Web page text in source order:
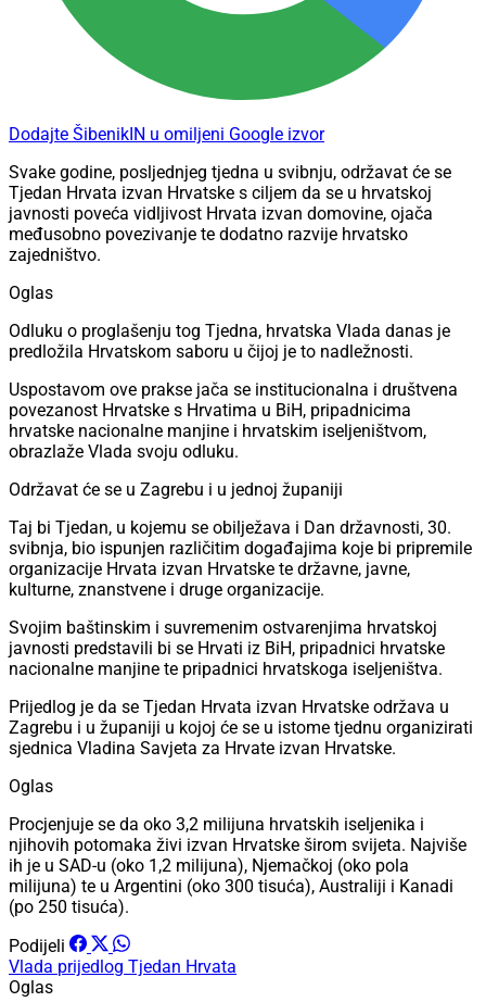
Dodajte ŠibenikIN u omiljeni Google izvor
Svake godine, posljednjeg tjedna u svibnju, održavat će se
Tjedan Hrvata izvan Hrvatske s ciljem da se u hrvatskoj
javnosti poveća vidljivost Hrvata izvan domovine, ojača
međusobno povezivanje te dodatno razvije hrvatsko
zajedništvo.
Oglas
Odluku o proglašenju tog Tjedna, hrvatska Vlada danas je
predložila Hrvatskom saboru u čijoj je to nadležnosti.
Uspostavom ove prakse jača se institucionalna i društvena
povezanost Hrvatske s Hrvatima u BiH, pripadnicima
hrvatske nacionalne manjine i hrvatskim iseljeništvom,
obrazlaže Vlada svoju odluku.
Održavat će se u Zagrebu i u jednoj županiji
Taj bi Tjedan, u kojemu se obilježava i Dan državnosti, 30.
svibnja, bio ispunjen različitim događajima koje bi pripremile
organizacije Hrvata izvan Hrvatske te državne, javne,
kulturne, znanstvene i druge organizacije.
Svojim baštinskim i suvremenim ostvarenjima hrvatskoj
javnosti predstavili bi se Hrvati iz BiH, pripadnici hrvatske
nacionalne manjine te pripadnici hrvatskoga iseljeništva.
Prijedlog je da se Tjedan Hrvata izvan Hrvatske održava u
Zagrebu i u županiji u kojoj će se u istome tjednu organizirati
sjednica Vladina Savjeta za Hrvate izvan Hrvatske.
Oglas
Procjenjuje se da oko 3,2 milijuna hrvatskih iseljenika i
njihovih potomaka živi izvan Hrvatske širom svijeta. Najviše
ih je u SAD-u (oko 1,2 milijuna), Njemačkoj (oko pola
milijuna) te u Argentini (oko 300 tisuća), Australiji i Kanadi
(po 250 tisuća).
Podijeli
Vlada prijedlog Tjedan Hrvata
Oglas